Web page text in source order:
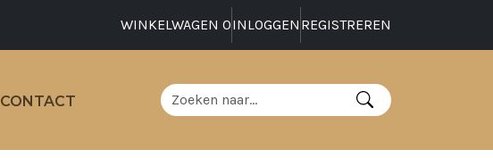
WINKELWAGEN 0INLOGGEN REGISTREREN
CONTACT